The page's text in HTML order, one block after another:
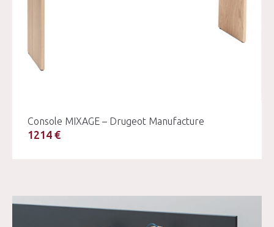
Console MIXAGE – Drugeot Manufacture
1214 €